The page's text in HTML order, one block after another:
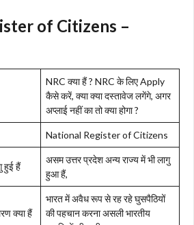
of Citizens –
NRC क्या हैं ? NRC के लिए Apply
कैसे करें, क्या क्या दस्तावेज लगेंगे, अगर
अप्लाई नहीं का तो क्या होगा ?
National Register of Citizens
हुई हैं
असम उत्तर प्रदेश अन्य राज्य में भी लागु
हुआ हैं,
क्या हैं
भारत में अवैध रूप से रह रहे घुसपैठियों
की पहचान करना असली भारतीय